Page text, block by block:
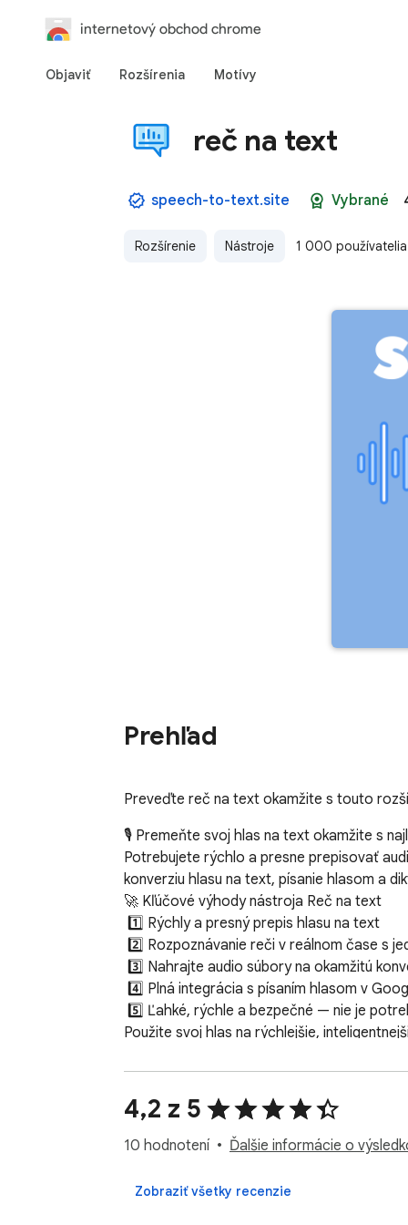
internetový obchod chrome
Objaviť Rozšírenia Motívy
reč na text
speech-to-text.site Vybrané
Rozšírenie Nástroje 1 000 používatelia
Prehľad
Preveďte reč na text okamžite s touto
🎙️ Premeňte svoj hlas na text okamžite s
Potrebujete rýchlo a presne prepisovať
konverziu hlasu na text, písanie hlasom a
🚀 Kľúčové výhody nástroja Reč na text
Použite svoj hlas na rýchlejšie,
➤ Kliknite na ikonu mikrofónu a začnite hovoriť 🎙️
➤ Kopírujte, exportujte alebo upravujte svoj obsah na mieste
Je to také jednoduché. Žiadny
4,2 z 5
10 hodnotení Ďalšie informácie o
Zobraziť všetky recenzie